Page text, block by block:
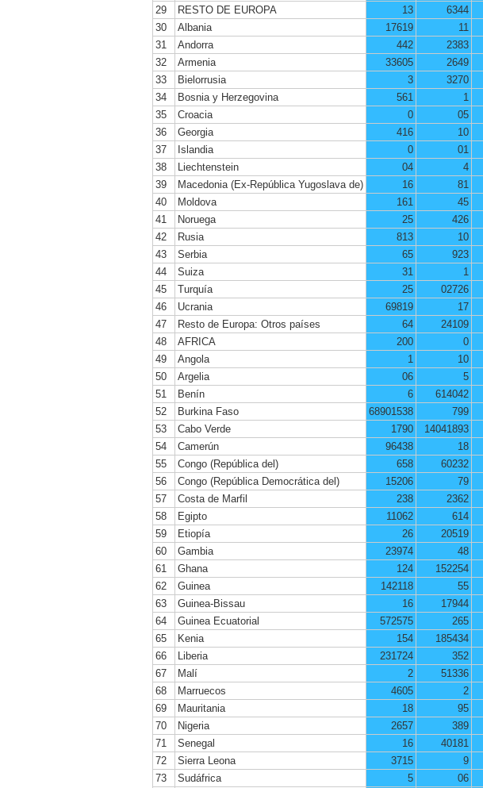
29
RESTO DE EUROPA 13 6344
30
Albania 17619 11
31
Andorra 442 2383
32
Armenia 33605 2649
33
Bielorrusia 3 3270
34
Bosnia y Herzegovina 561 1
35
Croacia 0 05
36
Georgia 416 10
37
Islandia 0 01
38
Liechtenstein 04 4
39
Macedonia (Ex-República Yugoslava de) 16 81
40
Moldova 161 45
41
Noruega 25 426
42
Rusia 813 10
43
Serbia 65 923
44
Suiza 31 1
45
Turquía 25 02726
46
Ucrania 69819 17
47
Resto de Europa: Otros países 64 24109
48
AFRICA 200 0
49
Angola 1 10
50
Argelia 06 5
51
Benín 6 614042
52
Burkina Faso 68901538 799
53
Cabo Verde 1790 14041893
54
Camerún 96438 18
55
Congo (República del) 658 60232
56
Congo (República Democrática del) 15206 79
57
Costa de Marfil 238 2362
58
Egipto 11062 614
59
Etiopía 26 20519
60
Gambia 23974 48
61
Ghana 124 152254
62
Guinea 142118 55
63
Guinea-Bissau 16 17944
64
Guinea Ecuatorial 572575 265
65
Kenia 154 185434
66
Liberia 231724 352
67
Malí 2 51336
68
Marruecos 4605 2
69
Mauritania 18 95
70
Nigeria 2657 389
71
Senegal 16 40181
72
Sierra Leona 3715 9
73
Sudáfrica 5 06